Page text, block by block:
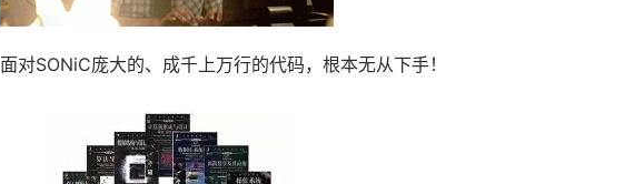
面对SONiC庞大的、成千上万行的代码，根本无从下手！